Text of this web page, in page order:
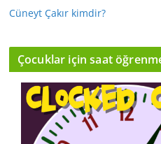
Cüneyt Çakır kimdir?
Çocuklar için saat